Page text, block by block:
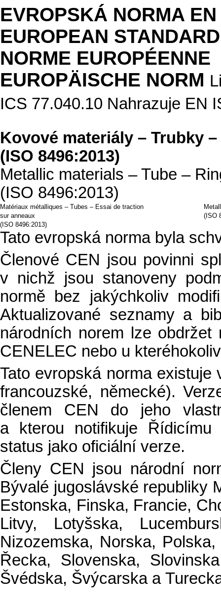
EVROPSKÁ NORMA
EUROPEAN STANDARD
NORME EUROPÉENNE
EUROPÄISCHE NORM
ICS 77.040.10 Nahrazuje EN
Kovové materiály – Trubky
(ISO 8496:2013)
Metallic materials – Tube –
(ISO 8496:2013)
Matériaux métalliques – Tubes – Essai de traction
sur anneaux
(ISO 8496:2013)
(ISO
Tato evropská norma byla
Členové CEN jsou povinni
v nichž jsou stanoveny
normě bez jakýchkoliv
Aktualizované seznamy a
národních norem lze
CENELEC nebo u
Tato evropská norma
francouzské, německé).
členem CEN do jeho
a kterou notifikuje Řídicímu
status jako oficiální verze.
Členy CEN jsou národní
Bývalé jugoslávské republiky
Estonska, Finska, Francie,
Litvy, Lotyšska,
Nizozemska, Norska,
Řecka, Slovenska,
Švédska, Švýcarska a